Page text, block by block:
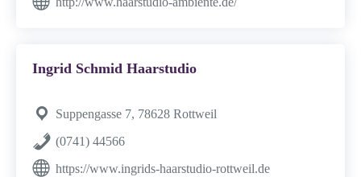
Ingrid Schmid Haarstudio
Suppengasse 7, 78628 Rottweil
(0741) 44566
https://www.ingrids-haarstudio-rottweil.de